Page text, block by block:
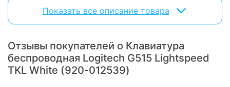
Показать все описание товара
Отзывы покупателей о Клавиатура
беспроводная Logitech G515 Lightspeed
TKL White (920-012539)